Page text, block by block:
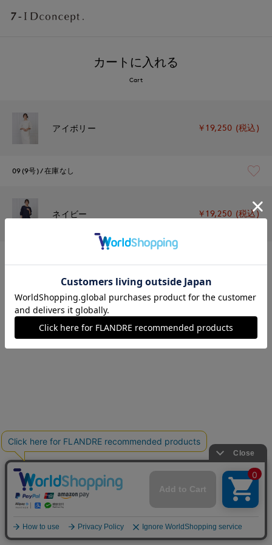
カートに入れる
Cart
アイボリー ￥19,250 (税込)
09(9号) 在庫なし
ネイビー ￥19,250 (税込)